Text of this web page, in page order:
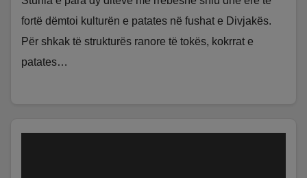
fortë dëmtoi kulturën e patates në fushat e Divjakës.
Për shkak të strukturës ranore të tokës, kokrrat e
patates…